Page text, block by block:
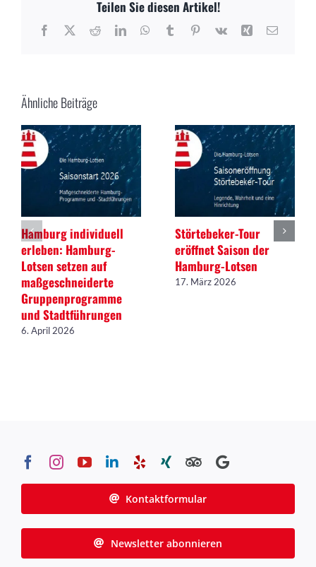
Teilen Sie diesen Artikel!
Facebook
X RedditLinkedInWhatsApp
TumblrPinterest
Vk Xing E-
Ähnliche Beiträge
Hamburg individuell
erleben: Hamburg-
Lotsen setzen auf
maßgeschneiderte
Gruppenprogramme
und Stadtführungen
6. April 2026
Störtebeker-Tour
eröffnet Saison der
Hamburg-Lotsen
17. März 2026
Kontaktformular
Newsletter abonnieren